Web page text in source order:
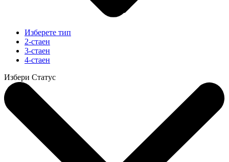
Изберете тип
2-стаен
3-стаен
4-стаен
Избери Статус